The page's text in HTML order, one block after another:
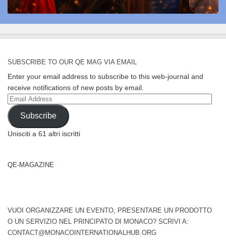
SUBSCRIBE TO OUR QE MAG VIA EMAIL
Enter your email address to subscribe to this web-journal and
receive notifications of new posts by email.
Email
Address
Subscribe
Unisciti a 61 altri iscritti
QE-MAGAZINE
VUOI ORGANIZZARE UN EVENTO, PRESENTARE UN PRODOTTO
O UN SERVIZIO NEL PRINCIPATO DI MONACO? SCRIVI A:
CONTACT@MONACOINTERNATIONALHUB.ORG